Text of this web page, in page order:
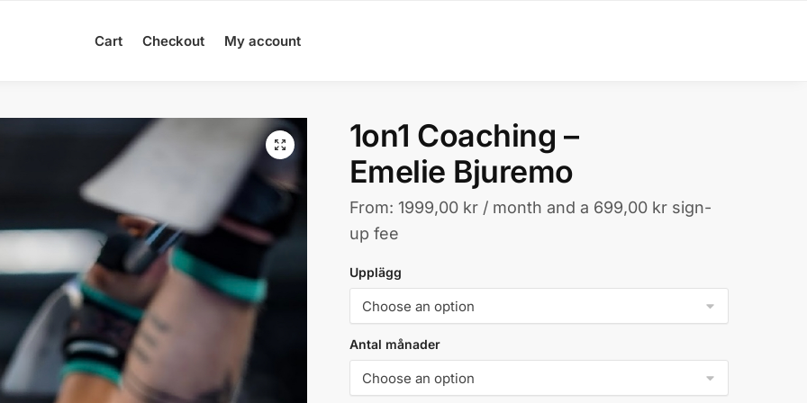
Cart Checkout My account
1on1 Coaching –
Emelie Bjuremo
From: 1999,00 kr / month and a 699,00 krsign-
up fee
Upplägg
Antal månader